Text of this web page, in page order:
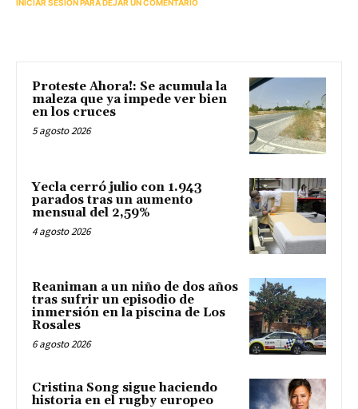
INICIAR SESIÓN PARA DEJAR UN COMENTARIO
Proteste Ahora!: Se acumula la
maleza que ya impede ver bien
en los cruces
5 agosto 2026
Yecla cerró julio con 1.943
parados tras un aumento
mensual del 2,59%
4 agosto 2026
Reaniman a un niño de dos años
tras sufrir un episodio de
inmersión en la piscina de Los
Rosales
6 agosto 2026
Cristina Song sigue haciendo
historia en el rugby europeo